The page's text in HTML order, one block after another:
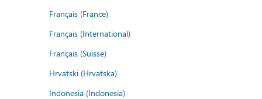
Français (France)
Français (International)
Français (Suisse)
Hrvatski (Hrvatska)
Indonesia (Indonesia)